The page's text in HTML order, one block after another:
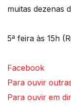
muitas dezenas
5ª feira às 15h
Facebook
Para ouvir
Para ouvir em